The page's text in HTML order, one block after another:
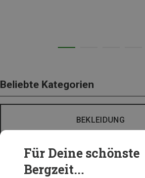
Beliebte Kategorien
BEKLEIDUNG
Für Deine schönste
Bergzeit...